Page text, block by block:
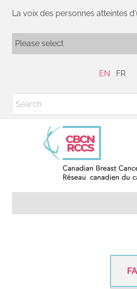
La voix des personnes atteintes
EN FR